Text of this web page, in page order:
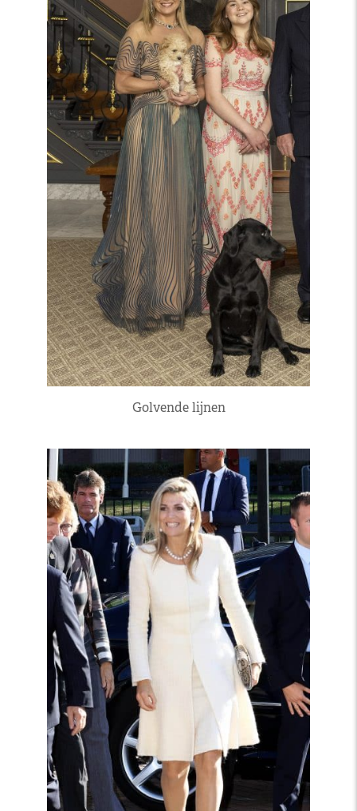
Golvende lijnen